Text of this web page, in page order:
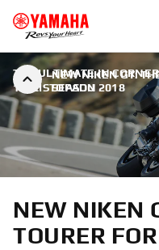
NEW NIKEN GT:
SEASON
THE ULTIMATE IN
11. LISTOPADU 2018
NEW NIKEN
TOURER